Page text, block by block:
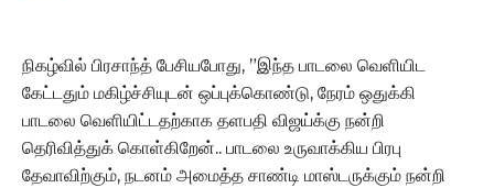
நிகழ்வில் பிரசாந்த் பேசியபோது, ”இந்த பாடலை வெளியிட
கேட்டதும் மகிழ்ச்சியுடன் ஒப்புக்கொண்டு, நேரம் ஒதுக்கி
பாடலை வெளியிட்டதற்காக தளபதி விஜய்க்கு நன்றி
தெரிவித்துக் கொள்கிறேன்.. பாடலை உருவாக்கிய பிரபு
தேவாவிற்கும், நடனம் அமைத்த சாண்டி மாஸ்டருக்கும் நன்றி